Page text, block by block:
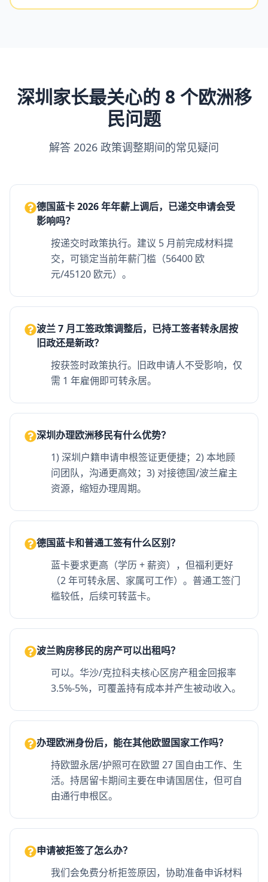
深圳家长最关心的 8 个欧洲移
民问题
解答 2026 政策调整期间的常见疑问
德国蓝卡 2026 年年薪上调后，已递交申请会受
影响吗？
按递交时政策执行。建议 5 月前完成材料提
交，可锁定当前年薪门槛（56400 欧
元/45120 欧元）。
波兰 7 月工签政策调整后，已持工签者转永居按
旧政还是新政？
按获签时政策执行。旧政申请人不受影响，仅
需 1 年雇佣即可转永居。
深圳办理欧洲移民有什么优势？
1) 深圳户籍申请申根签证更便捷；2) 本地顾
问团队，沟通更高效；3) 对接德国/波兰雇主
资源，缩短办理周期。
德国蓝卡和普通工签有什么区别？
蓝卡要求更高（学历 + 薪资），但福利更好
（2 年可转永居、家属可工作）。普通工签门
槛较低，后续可转蓝卡。
波兰购房移民的房产可以出租吗？
可以。华沙/克拉科夫核心区房产租金回报率
3.5%-5%，可覆盖持有成本并产生被动收入。
办理欧洲身份后，能在其他欧盟国家工作吗？
持欧盟永居/护照可在欧盟 27 国自由工作、生
活。持居留卡期间主要在申请国居住，但可自
由通行申根区。
申请被拒签了怎么办？
我们会免费分析拒签原因，协助准备申诉材料